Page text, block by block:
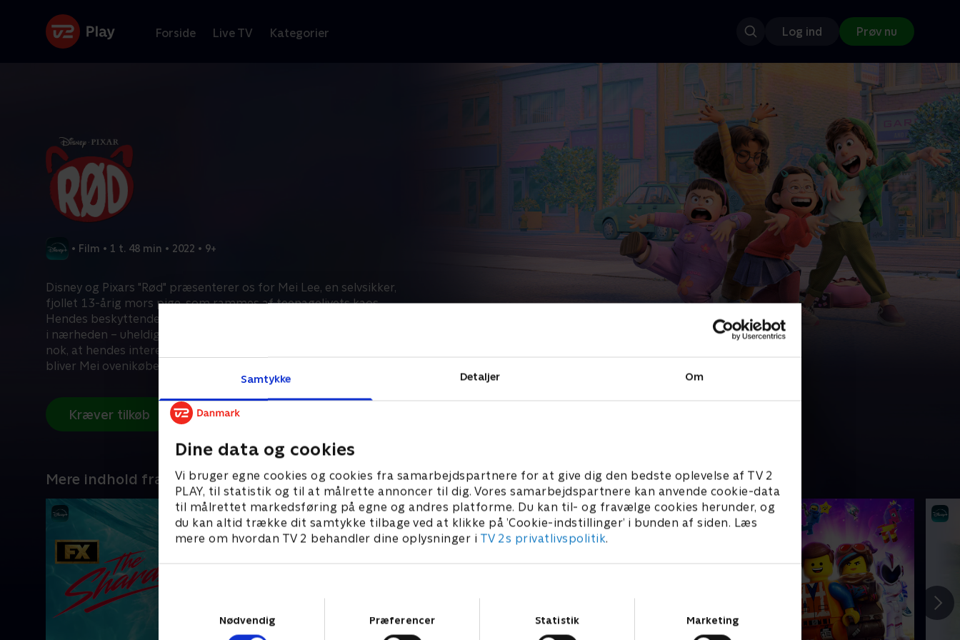
Samtykke Detaljer Om
Dine data og cookies
Vi bruger egne cookies og cookies fra samarbejdspartnere for at give dig den bedste oplevelse af TV 2
PLAY, til statistik og til at målrette annoncer til dig. Vores samarbejdspartnere kan anvende cookie-data
til målrettet markedsføring på egne og andres platforme. Du kan til- og fravælge cookies herunder, og
du kan altid trække dit samtykke tilbage ved at klikke på ’Cookie-indstillinger’ i bunden af siden. Læs
mere om hvordan TV 2 behandler dine oplysninger i TV 2s privatlivspolitik.
Nødvendig
Præferencer Statistik Marketing
Forside Live TV Kategorier Log ind Prøv nu
• Film • 1 t. 48 min • 2022 • 9+
Disney og Pixars "Rød" præsenterer os for Mei Lee, en selvsikker,
fjollet 13-årig mors pige, som rammes af teenagelivets kaos.
Hendes beskyttende og lidt dominerende mor, Ming, er altid lige
i nærheden – uheldigvis for teenageren. Og som om det ikke var
nok, at hendes interesser, forhold og krop er under forandring,
bliver Mei ovenikøbet til en stor rød panda, når hun bliver for
Kræver tilkøb
Mere indhold fra Disney+